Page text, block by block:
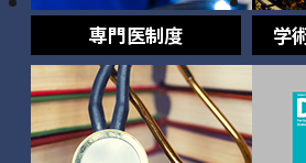
専門医制度 学